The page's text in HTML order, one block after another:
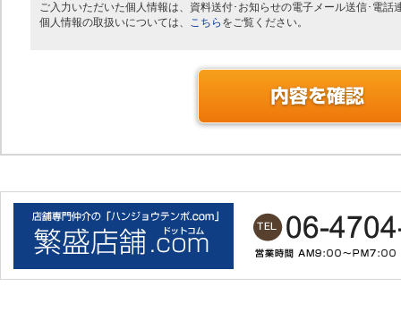
ご入力いただいた個人情報は、資料送付･お知らせの電子メール送信･電
個人情報の取扱いについては、 こちら をご覧ください。